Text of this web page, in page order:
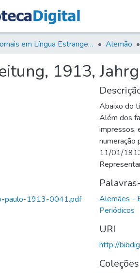
Jornais em Língua Estrangeira Alemão
1913,
paulo-1913-0041.pdf
Abaixo do
Além dos
impressos,
numeração
11/01/
Alemães -
Periódicos
URI
http://
Coleções